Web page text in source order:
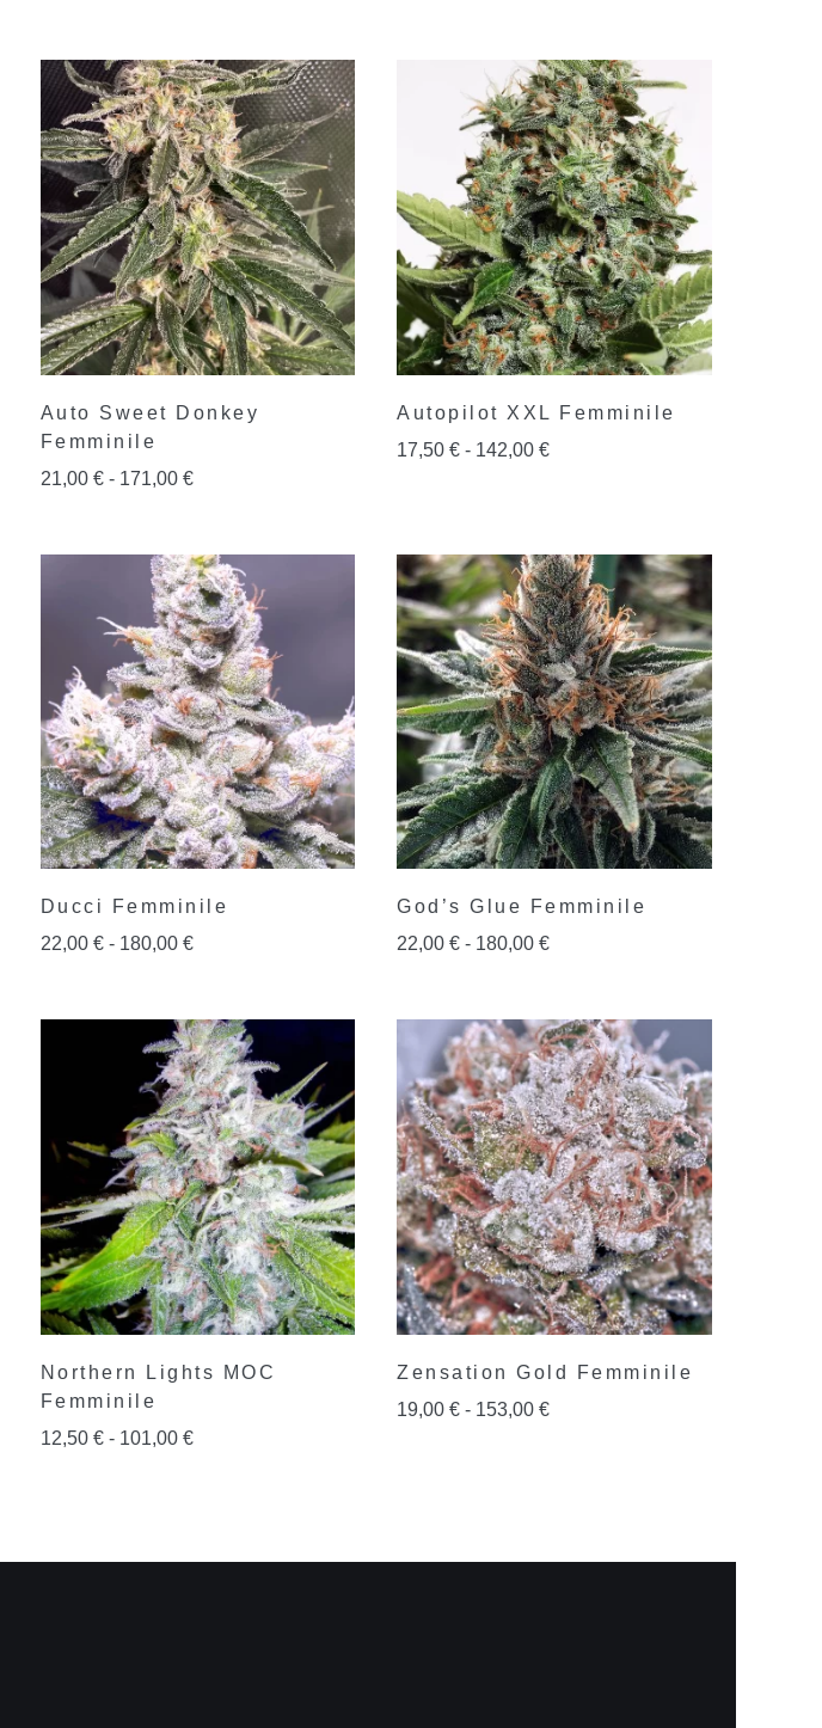
Auto Sweet Donkey
Femminile
21,00 € - 171,00 €
Autopilot XXL Femminile
17,50€ - 142,00€
Ducci Femminile
22,00 € - 180,00 €
God’s Glue Femminile
22,00€ - 180,00€
Northern Lights MOC
Femminile
12,50 € - 101,00 €
Zensation Gold Femminile
19,00€ - 153,00€